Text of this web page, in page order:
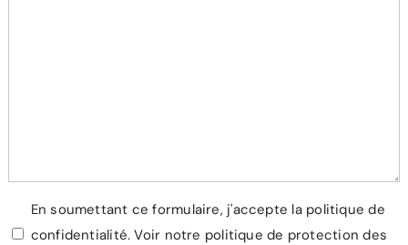
privée
En soumettant ce formulaire, j'accepte la politique de
confidentialité.Voir notre politique de protection des